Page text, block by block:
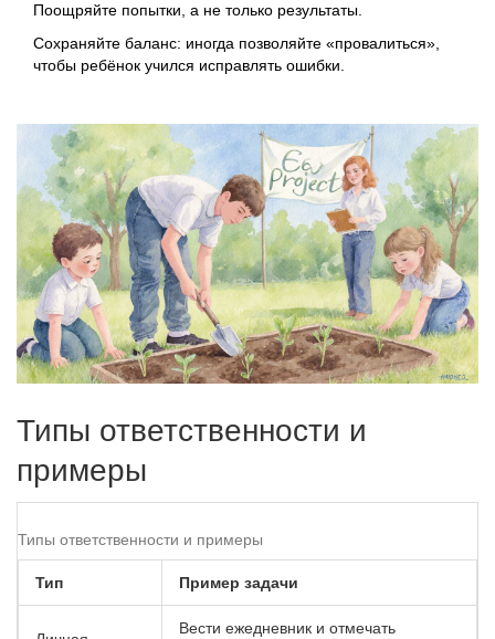
Поощряйте попытки, а не только результаты.
Сохраняйте баланс: иногда позволяйте «провалиться»,
чтобы ребёнок учился исправлять ошибки.
Типы ответственности и
примеры
Типы ответственности и примеры
Тип Пример задачи
Вести ежедневник и отмечать